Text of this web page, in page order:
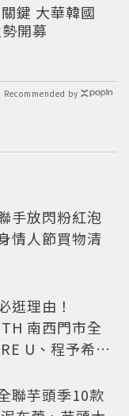
鍵 大華韓國
開募
Recommended by
手放閃粉紅泡
情人節買物清
逛理由！
南西門市全
U、程予希演
聯芋頭季10款